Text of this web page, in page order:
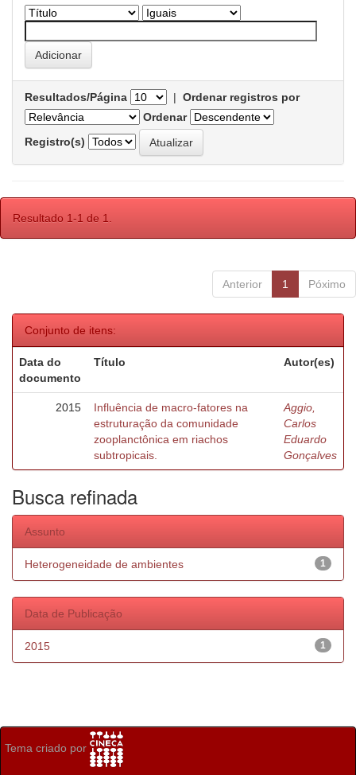
Resultados/Página | Ordenar registros por
Ordenar
Registro(s)
Resultado 1-1 de 1.
Anterior 1 Póximo
Conjunto de itens:
Data do
documento
Título Autor(es)
2015
Influência de macro-fatores na
estruturação da comunidade
zooplanctônica em riachos
subtropicais.
Aggio,
Carlos
Eduardo
Gonçalves
Busca refinada
Assunto
1
Heterogeneidade de ambientes
Data de Publicação
1
2015
Tema criado por